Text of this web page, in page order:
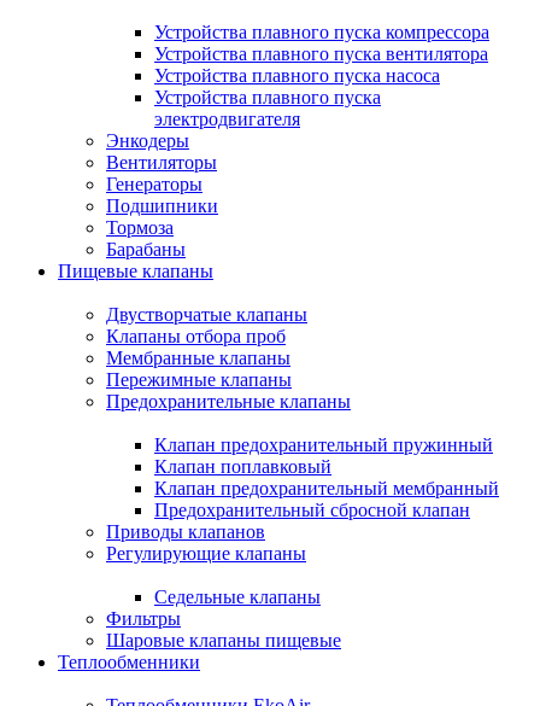
Устройства плавного пуска компрессора
Устройства плавного пуска вентилятора
Устройства плавного пуска насоса
Устройства плавного пуска
электродвигателя
Энкодеры
Вентиляторы
Генераторы
Подшипники
Тормоза
Барабаны
Пищевые клапаны
Двустворчатые клапаны
Клапаны отбора проб
Мембранные клапаны
Пережимные клапаны
Предохранительные клапаны
Клапан предохранительный пружинный
Клапан поплавковый
Клапан предохранительный мембранный
Предохранительный сбросной клапан
Приводы клапанов
Регулирующие клапаны
Седельные клапаны
Фильтры
Шаровые клапаны пищевые
Теплообменники